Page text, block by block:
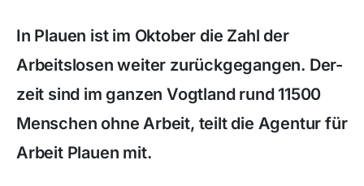
In Plauen ist im Oktober die Zahl der
Arbeitslosen weiter zurückgegangen. Der-
zeit sind im ganzen Vogtland rund 11500
Menschen ohne Arbeit, teilt die Agentur für
Arbeit Plauen mit.